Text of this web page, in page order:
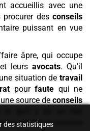
accueillis avec une
procurer desconseils
puissant en vue
âpre, qui occupe
leursavocats. Qu'il
situation de travail
pourfaute qui ne
source deconseils
unavocaten matière
des statistiques